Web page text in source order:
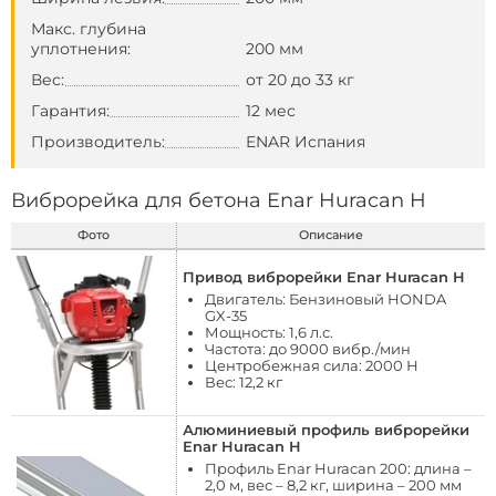
Макс. глубина
уплотнения:
200 мм
Вес:
от 20 до 33 кг
Гарантия:
12 мес
Производитель:
ENAR Испания
Виброрейка для бетона Enar Huracan H
Фото Описание
Привод виброрейки Enar Huracan H
Двигатель: Бензиновый HONDA
GX-35
Мощность: 1,6 л.с.
Частота: до 9000 вибр./мин
Центробежная сила: 2000 Н
Вес: 12,2 кг
Алюминиевый профиль виброрейки
Enar Huracan H
Профиль Enar Huracan 200: длина –
2,0 м, вес – 8,2 кг, ширина – 200 мм